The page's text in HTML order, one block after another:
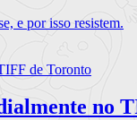
e por isso resistem.
no